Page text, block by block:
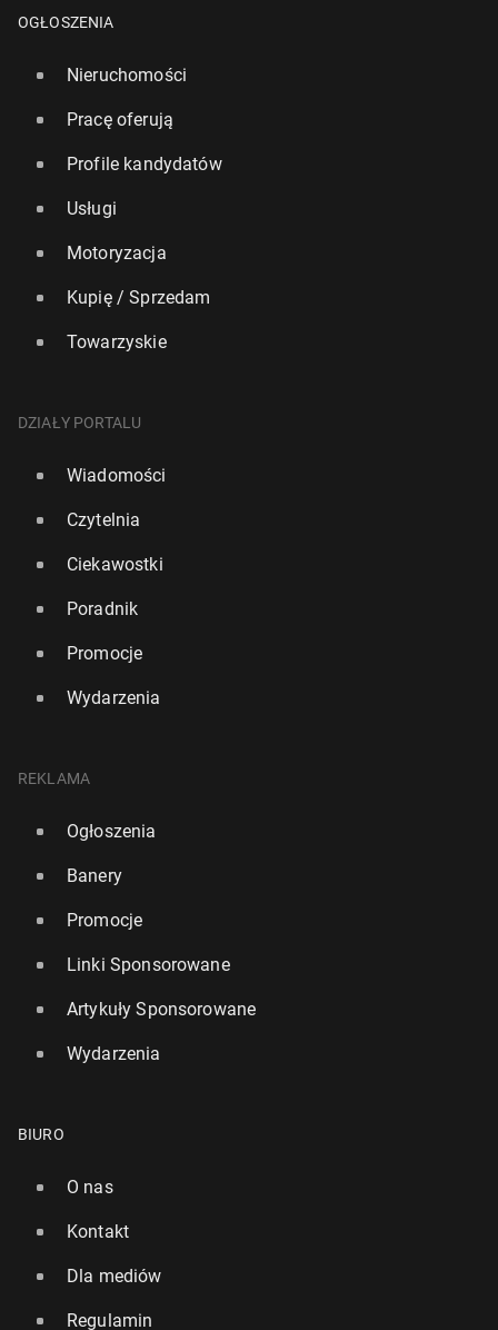
OGŁOSZENIA
Nieruchomości
Pracę oferują
Profile kandydatów
Usługi
Motoryzacja
Kupię / Sprzedam
Towarzyskie
DZIAŁY PORTALU
Wiadomości
Czytelnia
Ciekawostki
Poradnik
Promocje
Wydarzenia
REKLAMA
Ogłoszenia
Banery
Promocje
Linki Sponsorowane
Artykuły Sponsorowane
Wydarzenia
BIURO
O nas
Kontakt
Dla mediów
Regulamin